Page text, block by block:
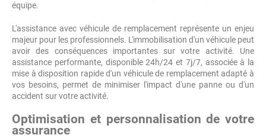
équipe.
L'assistance avec véhicule de remplacement représente un enjeu
majeur pour les professionnels. L'immobilisation d'un véhicule peut
avoir des conséquences importantes sur votre activité. Une
assistance performante, disponible 24h/24 et 7j/7, associée à la
mise à disposition rapide d'un véhicule de remplacement adapté à
vos besoins, permet de minimiser l'impact d'une panne ou d'un
accident sur votre activité.
Optimisation et personnalisation de votre
assurance